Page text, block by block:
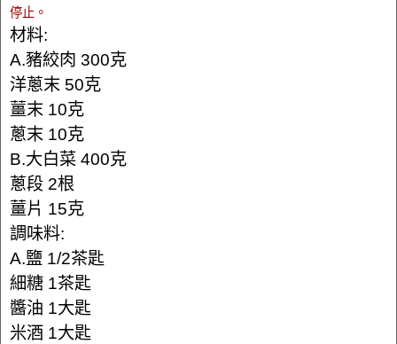
停止。
材料:
A.豬絞肉 300克
洋蔥末 50克
薑末 10克
蔥末 10克
B.大白菜 400克
蔥段 2根
薑片 15克
調味料:
A.鹽 1/2茶匙
細糖 1茶匙
醬油 1大匙
米酒 1大匙